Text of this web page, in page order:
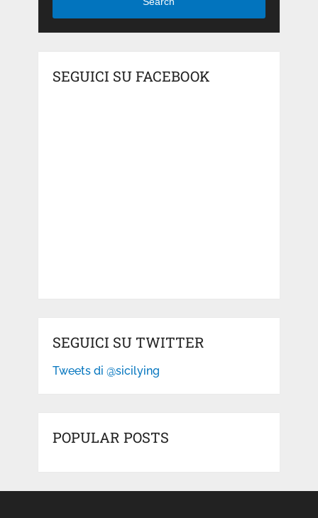
SEGUICI SU FACEBOOK
SEGUICI SU TWITTER
Tweets di @sicilying
POPULAR POSTS